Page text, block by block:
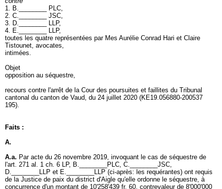
1. B.________ PLC,
2. C.________ JSC,
3. D.________ LLP,
4. E.________ LLP,
toutes les quatre représentées par Mes Aurélie Conrad Hari et Claire
Tistounet, avocates,
intimées.
Objet
opposition au séquestre,
recours contre l'arrêt de la Cour des poursuites et faillites du Tribunal
cantonal du canton de Vaud, du 24 juillet 2020 (KE19.056880-200537
195).
Faits :
A.
A.a. Par acte du 26 novembre 2019, invoquant le cas de séquestre de
l'art. 271 al. 1 ch. 6 LP, B.________PLC, C.________JSC,
D.________LLP et E.________LLP (ci-après: les requérantes) ont requis
de la Justice de paix du district d'Aigle qu'elle ordonne le séquestre, à
concurrence d'un montant de 10'258'439 fr. 60, contrevaleur de 8'000'000